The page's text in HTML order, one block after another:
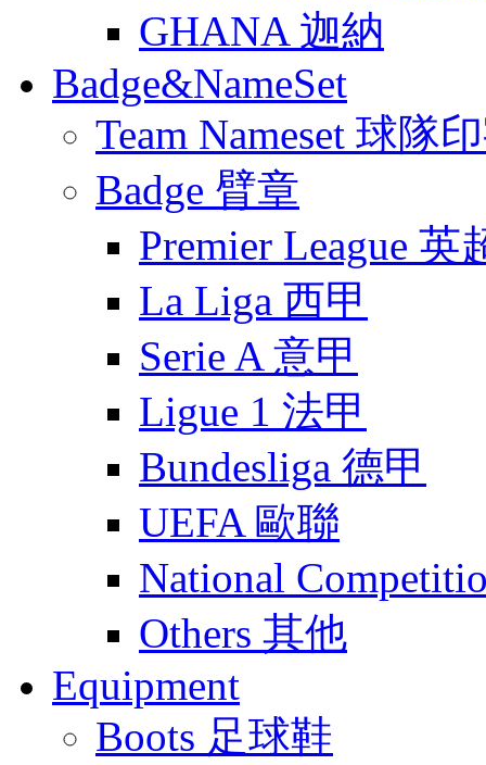
GHANA 迦納
Badge&NameSet
Team Nameset 球隊
Badge 臂章
Premier League 英
La Liga 西甲
Serie A 意甲
Ligue 1 法甲
Bundesliga 德甲
UEFA 歐聯
National
Others 其他
Equipment
Boots 足球鞋